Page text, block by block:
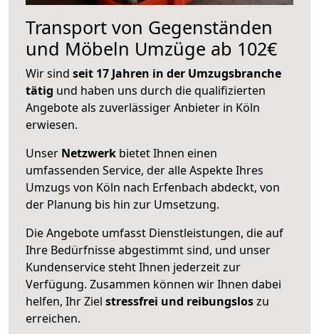
Transport von Gegenständen
und Möbeln Umzüge ab 102€
Wir sind seit 17 Jahren in der Umzugsbranche
tätig und haben uns durch die qualifizierten
Angebote als zuverlässiger Anbieter in Köln
erwiesen.
Unser Netzwerk bietet Ihnen einen
umfassenden Service, der alle Aspekte Ihres
Umzugs von Köln nach Erfenbach abdeckt, von
der Planung bis hin zur Umsetzung.
Die Angebote umfasst Dienstleistungen, die auf
Ihre Bedürfnisse abgestimmt sind, und unser
Kundenservice steht Ihnen jederzeit zur
Verfügung. Zusammen können wir Ihnen dabei
helfen, Ihr Ziel stressfrei und reibungsloszu
erreichen.